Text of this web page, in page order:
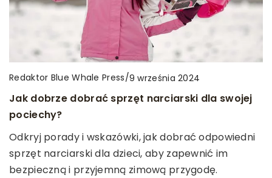
Redaktor Blue Whale Press/6 marca 2025
Zabawy sensoryczne jako klucz do
harmonijnego rozwoju dziecka
Odkryj, jak zabawy sensoryczne wspierają rozwój
emocjonalny, fizyczny i umysłowy dziecka. Dowiedz
się, jakie korzyści niosą ze sobą codzienne
Redaktor Blue Whale Press/9 września 2024
Jak dobrze dobrać sprzęt narciarski dla swojej
pociechy?
Odkryj porady i wskazówki, jak dobrać odpowiedni
sprzęt narciarski dla dzieci, aby zapewnić im
bezpieczną i przyjemną zimową przygodę.
Redaktor Blue Whale Press/20 grudnia 2024
Jak przygotować rodzeństwo na przyjście
nowego członka rodziny?
Dowiedz się, jak pomóc dzieciom zaakceptować
nowego członka rodziny i zbudować z nim trwałą
relację. Sprawdź nasze praktyczne porady, które